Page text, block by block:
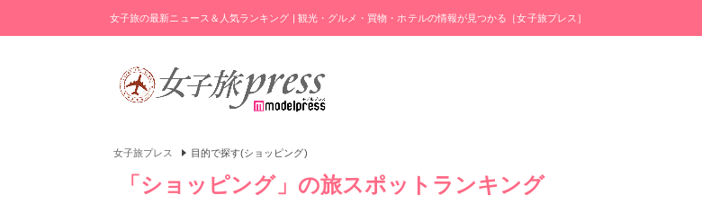
女子旅の最新ニュース＆人気ランキング | 観光・グルメ・買物・ホテルの情報が見つかる［女子旅プレス］
女子旅プレス 目的で探す(ショッピング)
「ショッピング」の旅スポットランキング